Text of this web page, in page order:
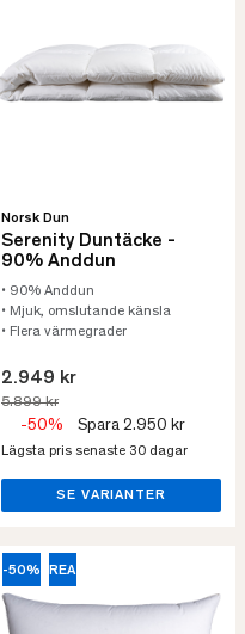
Norsk Dun
Serenity Duntäcke -
90% Anddun
• 90% Anddun
• Mjuk, omslutande känsla
• Flera värmegrader
2.949 kr
5.899 kr
-50% Spara 2.950 kr
Lägsta pris senaste 30 dagar
SE VARIANTER
-50% REA